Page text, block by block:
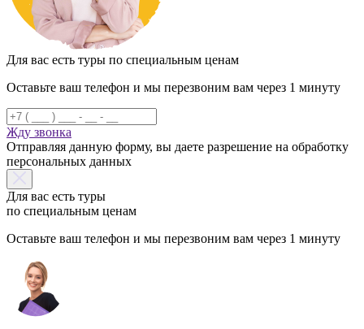
Для вас есть туры по специальным ценам
Оставьте ваш телефон и мы перезвоним вам через 1 минуту
Жду звонка
Отправляя данную форму, вы даете разрешение на обработку
персональных данных
Для вас есть туры
по специальным ценам
Оставьте ваш телефон и мы перезвоним вам через 1 минуту